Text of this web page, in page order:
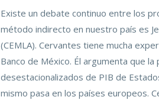
Existe un debate continuo entre los
método indirecto en nuestro país es
(CEMLA). Cervantes tiene mucha
Banco de México. Él argumenta que
desestacionalizados de PIB de
mismo pasa en los países europeos.